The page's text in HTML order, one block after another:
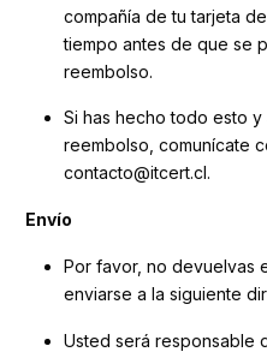
compañía de tu tarjeta
tiempo antes de que se
reembolso.
Si has hecho todo esto
reembolso, comunícate
contacto@itcert.cl.
Envío
Por favor, no devuelvas
enviarse a la siguiente
Usted será responsable